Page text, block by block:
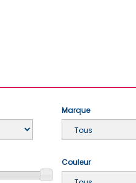
Marque
Couleur